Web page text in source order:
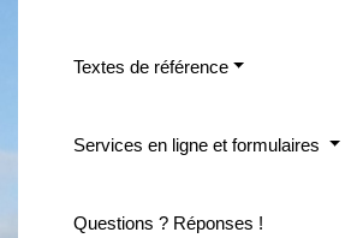
Textes de référence
Services en ligne et formulaires
Questions ? Réponses !